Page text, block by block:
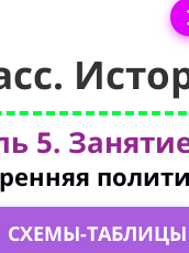
5.
СХЕМЫ-ТАБЛИЦЫ